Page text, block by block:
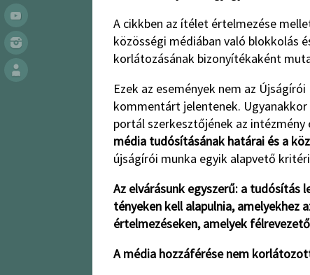
A cikkben az ítélet értelmezése
közösségi médiában való blokkolás
korlátozásának bizonyítékaként
Ezek az események nem az
kommentárt jelentenek.
portál szerkesztőjének az
média tudósításának határai és a
újságírói munka egyik alapvető
Az elvárásunk egyszerű: a tudósítás
tényeken kell alapulnia, amelyekhez
értelmezéseken, amelyek
A média hozzáférése nem